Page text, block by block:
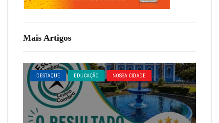
Mais Artigos
DESTAQUE EDUCAÇÃO NOSSA CIDADE